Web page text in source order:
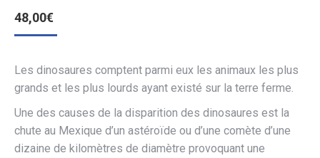
48,00€
Les dinosaures comptent parmi eux les animaux les plus
grands et les plus lourds ayant existé sur la terre ferme.
Une des causes de la disparition des dinosaures est la
chute au Mexique d’un astéroïde ou d’une comète d’une
dizaine de kilomètres de diamètre provoquant une